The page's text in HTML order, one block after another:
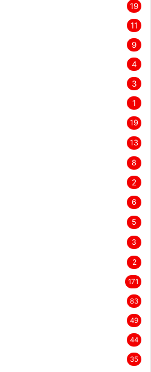
19
11
9
4
3
1
19
13
8
2
6
5
3
2
171
83
49
44
35